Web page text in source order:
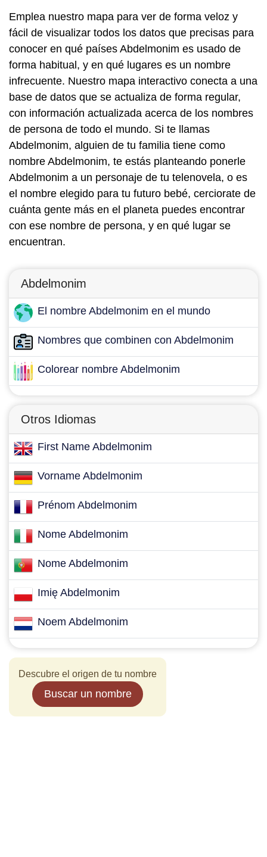
Emplea nuestro mapa para ver de forma veloz y
fácil de visualizar todos los datos que precisas para
conocer en qué países Abdelmonim es usado de
forma habitual, y en qué lugares es un nombre
infrecuente. Nuestro mapa interactivo conecta a una
base de datos que se actualiza de forma regular,
con información actualizada acerca de los nombres
de persona de todo el mundo. Si te llamas
Abdelmonim, alguien de tu familia tiene como
nombre Abdelmonim, te estás planteando ponerle
Abdelmonim a un personaje de tu telenovela, o es
el nombre elegido para tu futuro bebé, cerciorate de
cuánta gente más en el planeta puedes encontrar
con ese nombre de persona, y en qué lugar se
encuentran.
Abdelmonim
El nombre Abdelmonim en el mundo
Nombres que combinen con Abdelmonim
Colorear nombre Abdelmonim
Otros Idiomas
First Name Abdelmonim
Vorname Abdelmonim
Prénom Abdelmonim
Nome Abdelmonim
Nome Abdelmonim
Imię Abdelmonim
Noem Abdelmonim
Descubre el origen de tu nombre
Buscar un nombre